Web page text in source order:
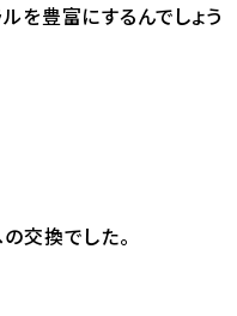
を豊富にするんでしょう
交換でした。